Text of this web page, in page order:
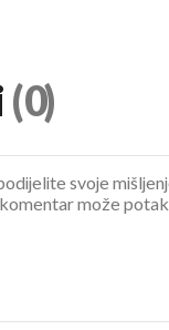
(0)
svoje
može